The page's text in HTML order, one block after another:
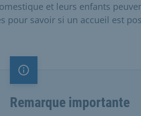
et leurs enfants
pour savoir si un accueil est
Remarque importante
Remarque importante